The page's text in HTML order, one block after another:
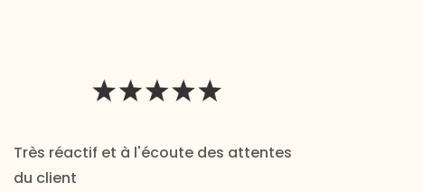
Très réactif et à l'écoute des attentes
du client